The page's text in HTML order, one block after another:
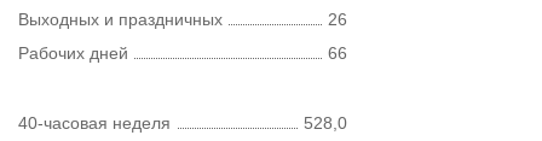
Выходных и праздничных
26
Рабочих дней
66
40-часовая неделя 528,0